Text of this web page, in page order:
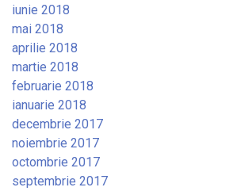
iunie 2018
mai 2018
aprilie 2018
martie 2018
februarie 2018
ianuarie 2018
decembrie 2017
noiembrie 2017
octombrie 2017
septembrie 2017